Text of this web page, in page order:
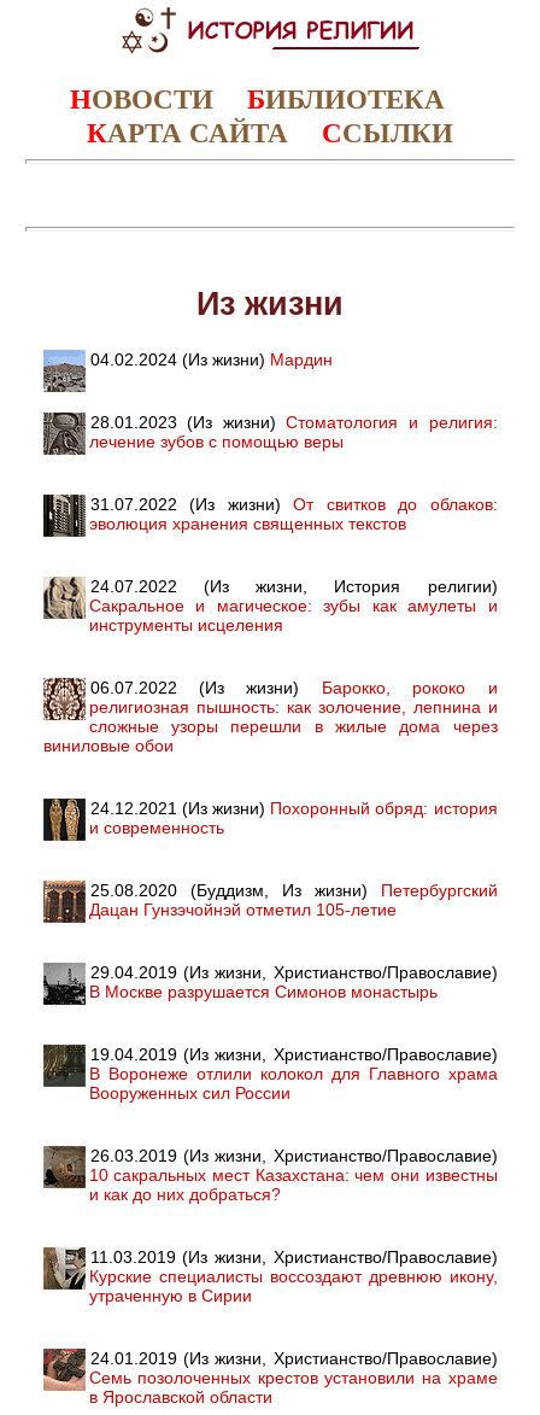
НОВОСТИ БИБЛИОТЕКА
КАРТА САЙТА ССЫЛКИ
Из жизни
04.02.2024 (Из жизни) Мардин
28.01.2023 (Из жизни)Стоматология и религия:
лечение зубов с помощью веры
31.07.2022 (Из жизни) От свитков до облаков:
эволюция хранения священных текстов
24.07.2022 (Из жизни, История религии)
Сакральное и магическое: зубы как амулеты и
инструменты исцеления
06.07.2022 (Из жизни) Барокко, рококо и
религиозная пышность: как золочение, лепнина и
сложные узоры перешли в жилые дома через
виниловые обои
24.12.2021 (Из жизни) Похоронный обряд: история
и современность
25.08.2020 (Буддизм, Из жизни) Петербургский
Дацан Гунзэчойнэй отметил 105-летие
29.04.2019 (Из жизни, Христианство/Православие)
В Москве разрушается Симонов монастырь
19.04.2019 (Из жизни, Христианство/Православие)
В Воронеже отлили колокол для Главного храма
Вооруженных сил России
26.03.2019 (Из жизни, Христианство/Православие)
10 сакральных мест Казахстана: чем они известны
и как до них добраться?
11.03.2019 (Из жизни, Христианство/Православие)
Курские специалисты воссоздают древнюю икону,
утраченную в Сирии
24.01.2019 (Из жизни, Христианство/Православие)
Семь позолоченных крестов установили на храме
в Ярославской области